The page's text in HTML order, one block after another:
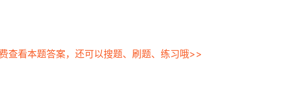
查看本题答案，还可以搜题、刷题、练习哦>>